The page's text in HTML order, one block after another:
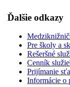
Ďalšie odkazy
Pre školy a
Rešeršné
Cenník
Prijímanie
Informácie o